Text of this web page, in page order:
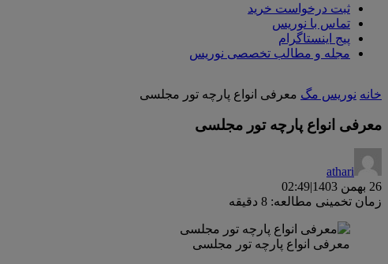
ثبت درخواست خرید
تماس با نوریس
پیج اینستاگرام
مجله و مطالب تخصصی نوریس
خانه نوریس مگ معرفی انواع پارچه تور مجلسی
معرفی انواع پارچه تور مجلسی
athari
26 بهمن 1403
|
02:49
زمان تخمینی مطالعه: 8 دقیقه
معرفی انواع پارچه تور مجلسی